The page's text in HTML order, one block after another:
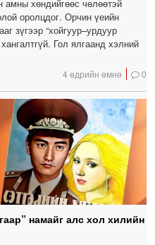
амны хөндийгөөс чөлөөтэй
оролцдог. Орчин үеийн
зүгээр “хойгуур–урдуур
Гол ялгаанд хэлний
4 өдрийн өмнө 0
намайг алс хол хилийн